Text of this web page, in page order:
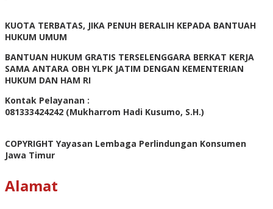
KUOTA TERBATAS, JIKA PENUH BERALIH KEPADA BANTUAH
HUKUM UMUM
BANTUAN HUKUM GRATIS TERSELENGGARA BERKAT KERJA
SAMA ANTARA OBH YLPK JATIM DENGAN KEMENTERIAN
HUKUM DAN HAM RI
Kontak Pelayanan :
081333424242 (Mukharrom Hadi Kusumo, S.H.)
COPYRIGHT Yayasan Lembaga Perlindungan Konsumen
Jawa Timur
Alamat